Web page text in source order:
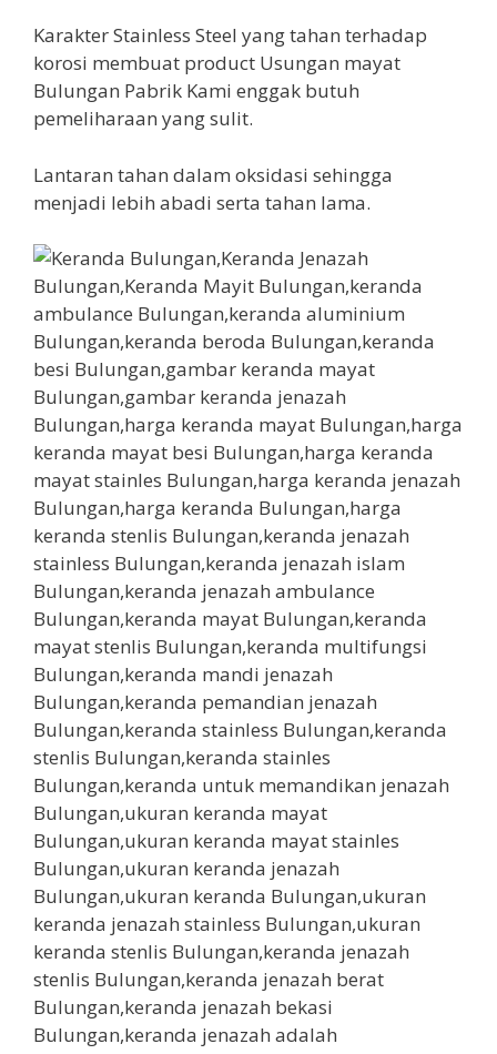
Karakter Stainless Steel yang tahan terhadap
korosi membuat product Usungan mayat
Bulungan Pabrik Kami enggak butuh
pemeliharaan yang sulit.
Lantaran tahan dalam oksidasi sehingga
menjadi lebih abadi serta tahan lama.